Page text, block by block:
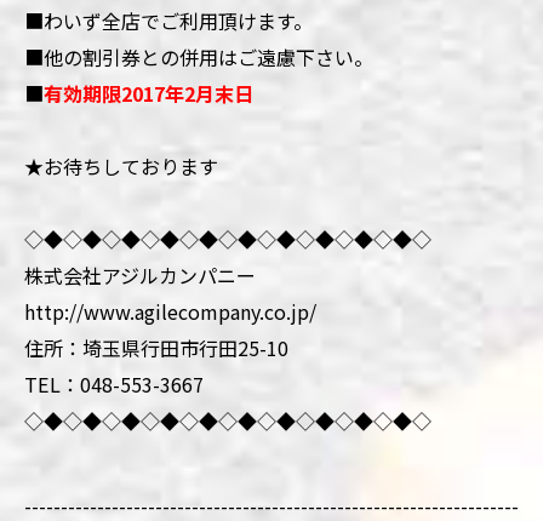
■わいず全店でご利用頂けます。
■他の割引券との併用はご遠慮下さい。
■有効期限2017年2月末日
★お待ちしております
◇◆◇◆◇◆◇◆◇◆◇◆◇◆◇◆◇◆◇◆◇
株式会社アジルカンパニー
http://www.agilecompany.co.jp/
住所：埼玉県行田市行田25-10
TEL：048-553-3667
◇◆◇◆◇◆◇◆◇◆◇◆◇◆◇◆◇◆◇◆◇
--------------------------------------------------------------------